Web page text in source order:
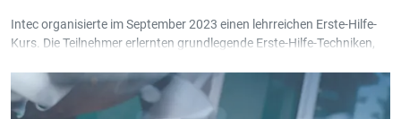
Intec organisierte im September 2023 einen lehrreichen Erste-Hilfe-
Kurs. Die Teilnehmer erlernten grundlegende Erste-Hilfe-Techniken,
Wiederbelebung und AED-Nutzung, wodurch sie sich nun sicherer im
Umgang mit Notfällen fühlen.